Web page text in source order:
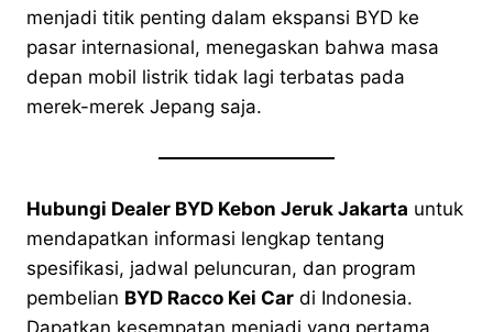
menjadi titik penting dalam ekspansi BYD ke
pasar internasional, menegaskan bahwa masa
depan mobil listrik tidak lagi terbatas pada
merek-merek Jepang saja.
Hubungi Dealer BYD Kebon Jeruk Jakarta untuk
mendapatkan informasi lengkap tentang
spesifikasi, jadwal peluncuran, dan program
pembelian BYD Racco Kei Car di Indonesia.
Dapatkan kesempatan menjadi yang pertama